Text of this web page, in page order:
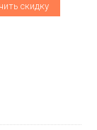
скидку